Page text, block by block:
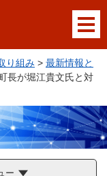
り組み > 最新情報と
長が堀江貴文氏と対
ー